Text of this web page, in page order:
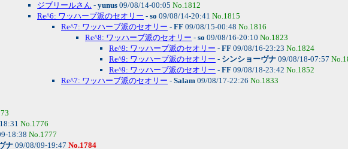
ジブリールさん - yunus 09/08/14-00:05 No.1812
Re^6: ワッハーブ派のセオリー - so 09/08/14-20:41 No.1815
Re^7: ワッハーブ派のセオリー - FF 09/08/15-00:48 No.1816
Re^8: ワッハーブ派のセオリー - so 09/08/16-20:10 No.1823
Re^9: ワッハーブ派のセオリー - FF 09/08/16-23:23 No.1824
Re^9: ワッハーブ派のセオリー - シンショーヴナ 09/08/18-07:57
Re^9: ワッハーブ派のセオリー - FF 09/08/18-23:42 No.1852
Re^7: ワッハーブ派のセオリー - Salam 09/08/17-22:26 No.1833
No.1776
18:38 No.1777
ナ 09/08/09-19:47 No.1784